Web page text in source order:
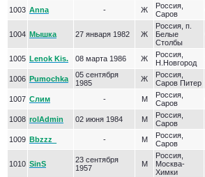
1003 Anna - Ж
Россия,
Саров
1004 Мышка 27 января 1982 Ж
Россия, п.
Белые
Столбы
1005 Lenok Kis. 08 марта 1986 Ж
Россия,
Н.Новгород
1006 Pumochka
05 сентября
1985
Ж
Россия,
Саров Питер
1007 Слим - М
Россия,
Саров
1008 rolAdmin 02 июня 1984 М
Россия,
Саров
1009 Bbzzz_ - М
Россия,
Саров
1010 SinS
23 сентября
1957
М
Россия,
Москва-
Химки